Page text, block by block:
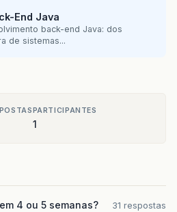
End Java
back-end Java: dos
de sistemas...
PARTICIPANTES
1
4 ou 5 semanas?
31 respostas